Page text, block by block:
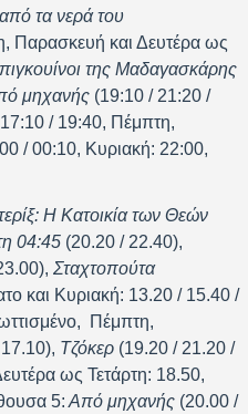
τα νερά του
Παρασκευή και Δευτέρα ως
της Μαδαγασκάρης
μηχανής (19:10 / 21:20 /
/ 19:40, Πέμπτη,
/ 00:10, Κυριακή: 22:00,
Η Κατοικία των Θεών
04:45 (20.20 / 22.40),
Σταχτοπούτα
και Κυριακή: 13.20 / 15.40 /
Πέμπτη,
Τζόκερ (19.20 / 21.20 /
ως Τετάρτη: 18.50,
5: Από μηχανής (20.00 /